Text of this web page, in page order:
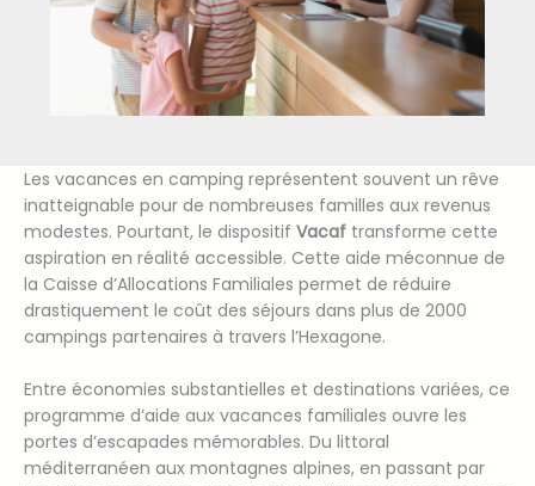
Les vacances en camping représentent souvent un rêve
inatteignable pour de nombreuses familles aux revenus
modestes. Pourtant, le dispositif Vacaf transforme cette
aspiration en réalité accessible. Cette aide méconnue de
la Caisse d’Allocations Familiales permet de réduire
drastiquement le coût des séjours dans plus de 2000
campings partenaires à travers l’Hexagone.
Entre économies substantielles et destinations variées, ce
programme d’aide aux vacances familiales ouvre les
portes d’escapades mémorables. Du littoral
méditerranéen aux montagnes alpines, en passant par